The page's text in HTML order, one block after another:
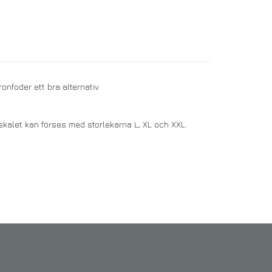
ett bra alternativ.
kan förses med storlekarna L, XL och XXL.